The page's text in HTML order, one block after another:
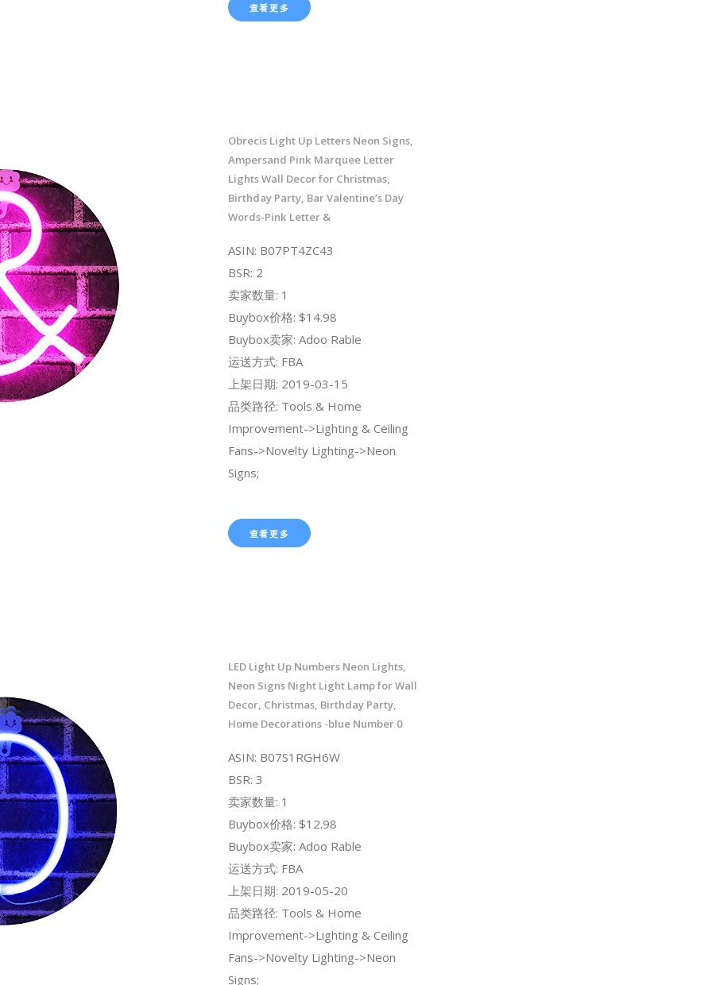
查看更多
Obrecis Light Up Letters Neon Signs,
Ampersand Pink Marquee Letter
Lights Wall Decor for Christmas,
Birthday Party, Bar Valentine’s Day
Words-Pink Letter &
ASIN: B07PT4ZC43
BSR: 2
卖家数量: 1
Buybox价格: $14.98
Buybox卖家: Adoo Rable
运送方式: FBA
上架日期: 2019-03-15
品类路径: Tools & Home
Improvement->Lighting & Ceiling
Fans->Novelty Lighting->Neon
Signs;
查看更多
LED Light Up Numbers Neon Lights,
Neon Signs Night Light Lamp for Wall
Decor, Christmas, Birthday Party,
Home Decorations -blue Number 0
ASIN: B07S1RGH6W
BSR: 3
卖家数量: 1
Buybox价格: $12.98
Buybox卖家: Adoo Rable
运送方式: FBA
上架日期: 2019-05-20
品类路径: Tools & Home
Improvement->Lighting & Ceiling
Fans->Novelty Lighting->Neon
Signs;